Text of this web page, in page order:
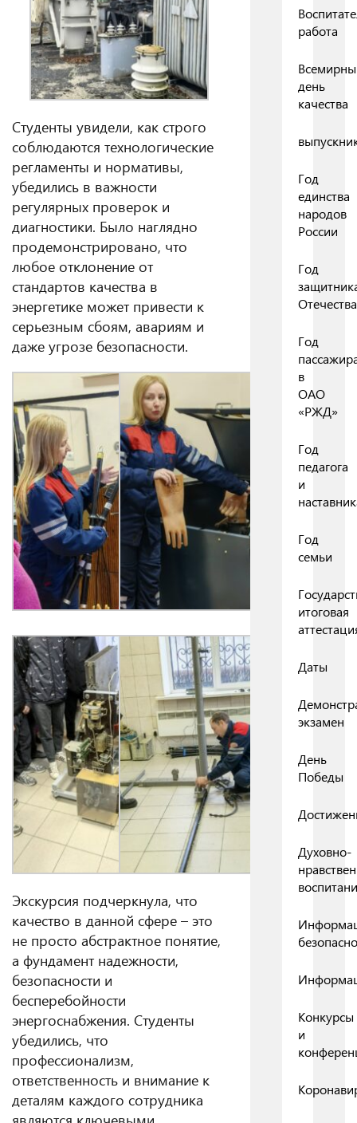
Студенты увидели, как строго
соблюдаются технологические
регламенты и нормативы,
убедились в важности
регулярных проверок и
диагностики. Было наглядно
продемонстрировано, что
любое отклонение от
стандартов качества в
энергетике может привести к
серьезным сбоям, авариям и
даже угрозе безопасности.
Экскурсия подчеркнула, что
качество в данной сфере – это
не просто абстрактное понятие,
а фундамент надежности,
безопасности и
бесперебойности
энергоснабжения. Студенты
убедились, что
профессионализм,
ответственность и внимание к
деталям каждого сотрудника
работа
день
качества
Год
единства
народов
России
Год
Отечества
Год
в
ОАО
«РЖД»
Год
педагога
и
Год
семьи
итоговая
Даты
экзамен
День
Победы
Духовно-
Конкурсы
и